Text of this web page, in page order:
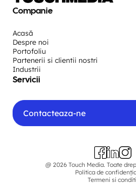
Companie
Acasă
Despre noi
Portofoliu
Partenerii si clientii nostri
Industrii
Servicii
Contacteaza-ne
@ 2026 Touch Media. Toate
Politica de
Termeni si